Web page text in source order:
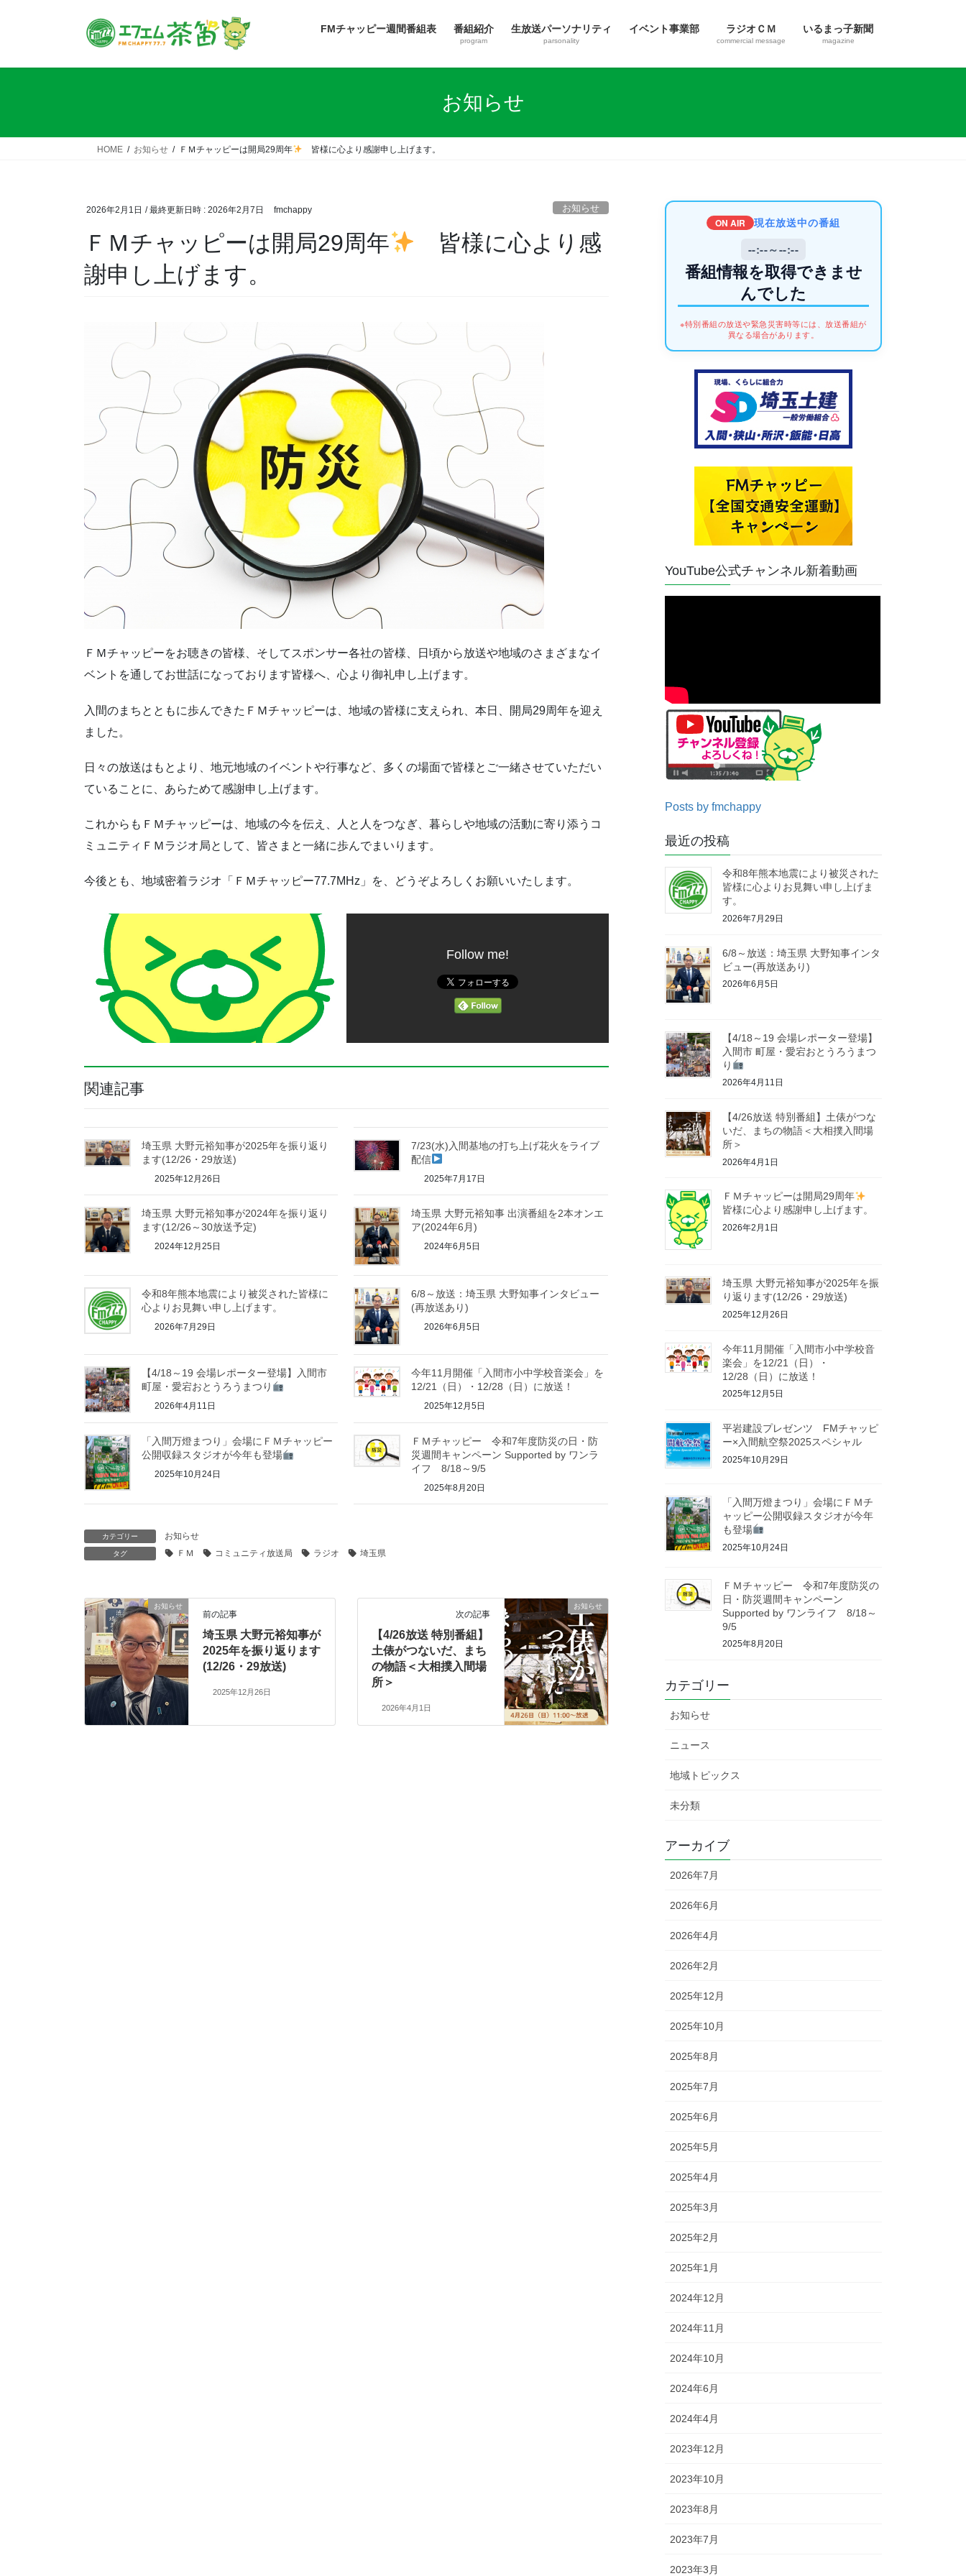
FMチャッピー週間番組表 番組紹介
program
生放送パーソナリティ
parsonality
イベント事業部 ラジオＣＭ
commercial message
いるまっ子新聞
magazine
お知らせ
HOME お知らせ ＦＭチャッピーは開局29周年 皆様に心より感謝申し上げます。
2026年2月1日 / 最終更新日時 : 2026年2月7日 fmchappy お知らせ
ＦＭチャッピーは開局29周年
皆様に心より感
謝申し上げます。
ＦＭチャッピーをお聴きの皆様、そしてスポンサー各社の皆様、日頃から放送や地域のさまざまなイ
ベントを通してお世話になっております皆様へ、心より御礼申し上げます。
入間のまちとともに歩んできたＦＭチャッピーは、地域の皆様に支えられ、本日、開局29周年を迎え
ました。
日々の放送はもとより、地元地域のイベントや行事など、多くの場面で皆様とご一緒させていただい
ていることに、あらためて感謝申し上げます。
これからもＦＭチャッピーは、地域の今を伝え、人と人をつなぎ、暮らしや地域の活動に寄り添うコ
ミュニティＦＭラジオ局として、皆さまと一緒に歩んでまいります。
今後とも、地域密着ラジオ「ＦＭチャッピー77.7MHz」を、どうぞよろしくお願いいたします。
Follow me!
関連記事
埼玉県 大野元裕知事が2025年を振り返り
ます(12/26・29放送)
2025年12月26日
7/23(水)入間基地の打ち上げ花火をライブ
配信
2025年7月17日
埼玉県 大野元裕知事が2024年を振り返り
ます(12/26～30放送予定)
2024年12月25日
埼玉県 大野元裕知事 出演番組を2本オンエ
ア(2024年6月)
2024年6月5日
令和8年熊本地震により被災された皆様に
心よりお見舞い申し上げます。
2026年7月29日
6/8～放送：埼玉県 大野知事インタビュー
(再放送あり)
2026年6月5日
【4/18～19 会場レポーター登場】入間市
町屋・愛宕おとうろうまつり
2026年4月11日
今年11月開催「入間市小中学校音楽会」を
12/21（日）・12/28（日）に放送！
2025年12月5日
「入間万燈まつり」会場にＦＭチャッピー
公開収録スタジオが今年も登場
2025年10月24日
ＦＭチャッピー 令和7年度防災の日・防
災週間キャンペーン Supported by ワンラ
イフ 8/18～9/5
2025年8月20日
カテゴリー お知らせ
タグ ＦＭ コミュニティ放送局 ラジオ 埼玉県
お知らせ
前の記事
埼玉県 大野元裕知事が
2025年を振り返ります
(12/26・29放送)
2025年12月26日
お知らせ
次の記事
【4/26放送 特別番組】
土俵がつないだ、まち
の物語＜大相撲入間場
所＞
2026年4月1日
ON AIR 現在放送中の番組
--:--～--:--
番組情報を取得できませ
んでした
※特別番組の放送や緊急災害時等には、放送番組が
異なる場合があります。
YouTube公式チャンネル新着動画
Posts by fmchappy
最近の投稿
令和8年熊本地震により被災された
皆様に心よりお見舞い申し上げま
す。
2026年7月29日
6/8～放送：埼玉県 大野知事インタ
ビュー(再放送あり)
2026年6月5日
【4/18～19 会場レポーター登場】
入間市 町屋・愛宕おとうろうまつ
り
2026年4月11日
【4/26放送 特別番組】土俵がつな
いだ、まちの物語＜大相撲入間場
所＞
2026年4月1日
ＦＭチャッピーは開局29周年
皆様に心より感謝申し上げます。
2026年2月1日
埼玉県 大野元裕知事が2025年を振
り返ります(12/26・29放送)
2025年12月26日
今年11月開催「入間市小中学校音
楽会」を12/21（日）・
12/28（日）に放送！
2025年12月5日
平岩建設プレゼンツ FMチャッピ
ー×入間航空祭2025スペシャル
2025年10月29日
「入間万燈まつり」会場にＦＭチ
ャッピー公開収録スタジオが今年
も登場
2025年10月24日
ＦＭチャッピー 令和7年度防災の
日・防災週間キャンペーン
Supported by ワンライフ 8/18～
9/5
2025年8月20日
カテゴリー
お知らせ
ニュース
地域トピックス
未分類
アーカイブ
2026年7月
2026年6月
2026年4月
2026年2月
2025年12月
2025年10月
2025年8月
2025年7月
2025年6月
2025年5月
2025年4月
2025年3月
2025年2月
2025年1月
2024年12月
2024年11月
2024年10月
2024年6月
2024年4月
2023年12月
2023年10月
2023年8月
2023年7月
2023年3月